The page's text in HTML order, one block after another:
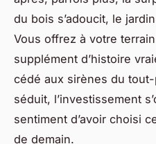
du bois s’adoucit, le
Vous offrez à votre
supplément d’histoire
cédé aux sirènes du
séduit, l’investissement
sentiment d’avoir choisi
de demain.